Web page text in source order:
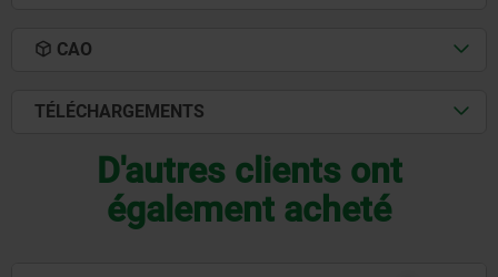
CAO
TÉLÉCHARGEMENTS
D'autres clients ont
également acheté